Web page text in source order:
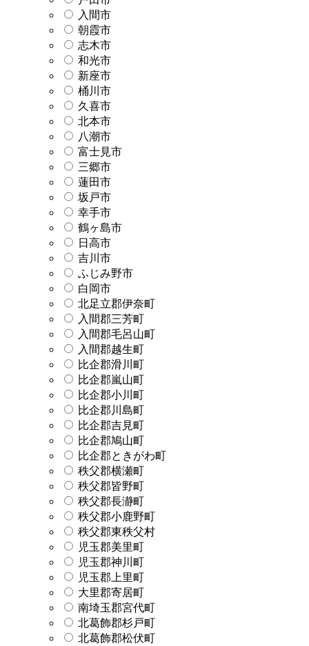
入間市
朝霞市
志木市
和光市
新座市
桶川市
久喜市
北本市
八潮市
富士見市
三郷市
蓮田市
坂戸市
幸手市
鶴ヶ島市
日高市
吉川市
ふじみ野市
白岡市
北足立郡伊奈町
入間郡三芳町
入間郡毛呂山町
入間郡越生町
比企郡滑川町
比企郡嵐山町
比企郡小川町
比企郡川島町
比企郡吉見町
比企郡鳩山町
比企郡ときがわ町
秩父郡横瀬町
秩父郡皆野町
秩父郡長瀞町
秩父郡小鹿野町
秩父郡東秩父村
児玉郡美里町
児玉郡神川町
児玉郡上里町
大里郡寄居町
南埼玉郡宮代町
北葛飾郡杉戸町
北葛飾郡松伏町